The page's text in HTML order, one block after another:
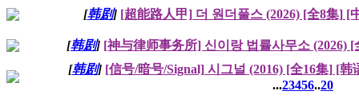
[韩剧] [超能路人甲] 더 원더풀스 (2026) [全8集] [
[韩剧] [神与律师事务所] 신이랑 법률사무소 (2026)
[韩剧] [信号/暗号/Signal] 시그널 (2016) [全16集] [韩
...23456..20